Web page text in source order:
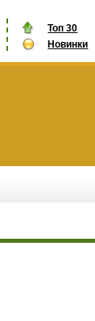
Топ 30
Новинки